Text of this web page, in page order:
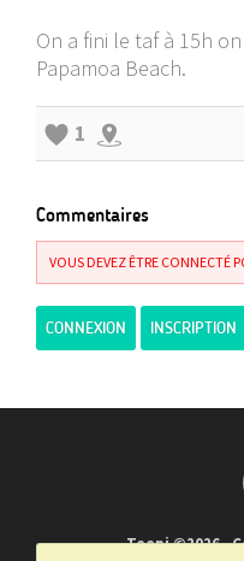
On a fini le taf à 15h
Papamoa Beach.
1
Commentaires
VOUS DEVEZ ÊTRE CONNECTÉ
CONNEXION INSCRIPTION
Teepi ©2026-